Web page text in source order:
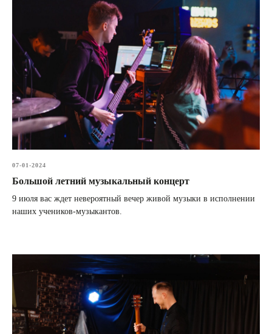
07-01-2024
Большой летний музыкальный концерт
9 июля вас ждет невероятный вечер живой музыки в исполнении
наших учеников-музыкантов.